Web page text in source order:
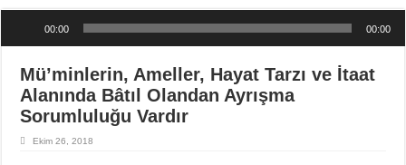
Ses oynatıcı
00:00 00:00
Mü’minlerin, Ameller, Hayat Tarzı ve İtaat
Alanında Bâtıl Olandan Ayrışma
Sorumluluğu Vardır
Ekim 26, 2018